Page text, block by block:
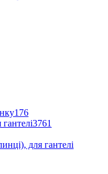
176
3761
для гантелі